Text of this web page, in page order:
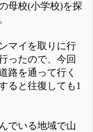
母校(小学校)を探
マイを取りに行
ったので、今回
路を通って行く
ると往復しても1
でいる地域で山